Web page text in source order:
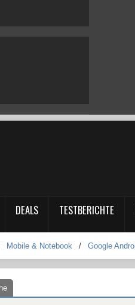
DEALS TESTBERICHTE
Mobile & Notebook / Google